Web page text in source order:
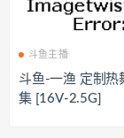
斗鱼主播
斗鱼-一渔 定制热
集 [16V-2.5G]